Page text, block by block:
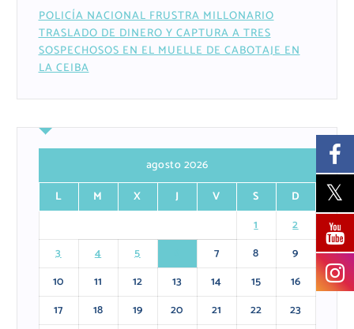
POLICÍA NACIONAL FRUSTRA MILLONARIO
TRASLADO DE DINERO Y CAPTURA A TRES
SOSPECHOSOS EN EL MUELLE DE CABOTAJE EN
LA CEIBA
agosto 2026
L
M X J V S
D
1
2
3
4 5 7 8
9
10
11 12 13 14 15
16
17
18 19 20 21 22
23